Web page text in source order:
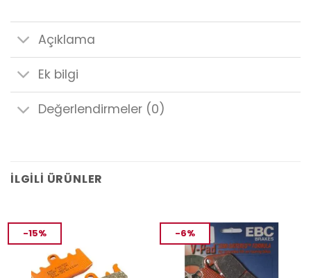
Açıklama
Ek bilgi
Değerlendirmeler (0)
İLGILI ÜRÜNLER
-15% -6%